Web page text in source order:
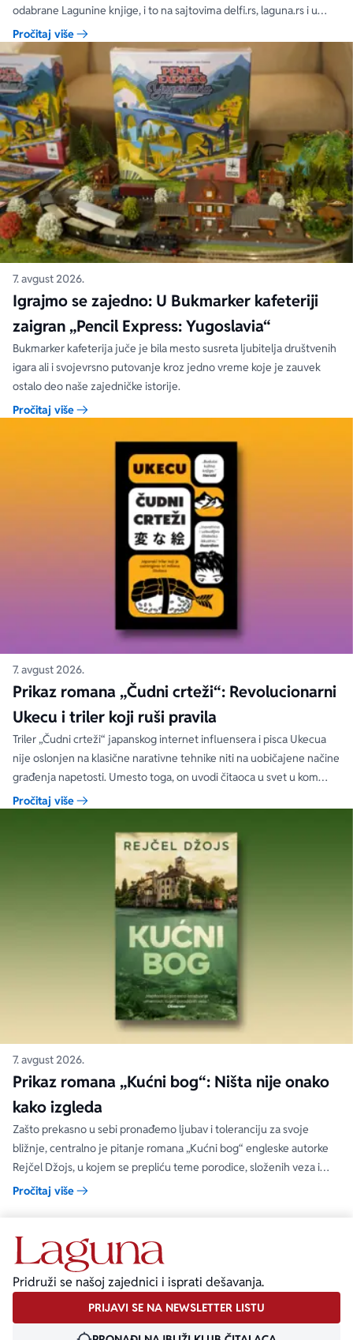
odabrane Lagunine knjige, i to na sajtovima delfi.rs, laguna.rs i u
svim Delfi knjižarama.
Pročitaj više
7. avgust 2026.
Igrajmo se zajedno: U Bukmarker kafeteriji
zaigran „Pencil Express: Yugoslavia“
Bukmarker kafeterija juče je bila mesto susreta ljubitelja društvenih
igara ali i svojevrsno putovanje kroz jedno vreme koje je zauvek
ostalo deo naše zajedničke istorije.
Pročitaj više
7. avgust 2026.
Prikaz romana „Čudni crteži“: Revolucionarni
Ukecu i triler koji ruši pravila
Triler „Čudni crteži“ japanskog internet influensera i pisca Ukecua
nije oslonjen na klasične narativne tehnike niti na uobičajene načine
građenja napetosti. Umesto toga, on uvodi čitaoca u svet u kom
priložene ilustracije govore više od reči, a ono što je nacrtano često
Pročitaj više
7. avgust 2026.
Prikaz romana „Kućni bog“: Ništa nije onako
kako izgleda
Zašto prekasno u sebi pronađemo ljubav i toleranciju za svoje
bližnje, centralno je pitanje romana „Kućni bog“ engleske autorke
Rejčel Džojs, u kojem se prepliću teme porodice, složenih veza i
umetnosti.
Pročitaj više
Pridruži se našoj zajednici i isprati dešavanja.
PRIJAVI SE NA NEWSLETTER LISTU